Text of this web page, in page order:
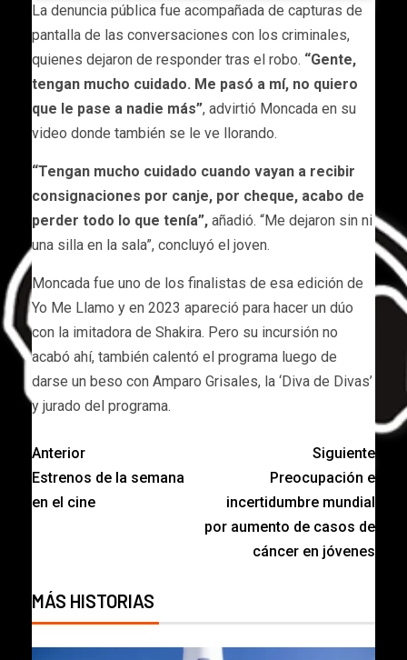
La denuncia pública fue acompañada de capturas de
pantalla de las conversaciones con los criminales,
quienes dejaron de responder tras el robo. “Gente,
tengan mucho cuidado. Me pasó a mí, no quiero
que le pase a nadie más”, advirtió Moncada en su
video donde también se le ve llorando.
“Tengan mucho cuidado cuando vayan a recibir
consignaciones por canje, por cheque, acabo de
perder todo lo que tenía”, añadió. “Me dejaron sin ni
una silla en la sala”, concluyó el joven.
Moncada fue uno de los finalistas de esa edición de
Yo Me Llamo y en 2023 apareció para hacer un dúo
con la imitadora de Shakira. Pero su incursión no
acabó ahí, también calentó el programa luego de
darse un beso con Amparo Grisales, la ‘Diva de Divas’
y jurado del programa.
Anterior
Estrenos de la semana
en el cine
Siguiente
Preocupación e
incertidumbre mundial
por aumento de casos de
cáncer en jóvenes
MÁS HISTORIAS